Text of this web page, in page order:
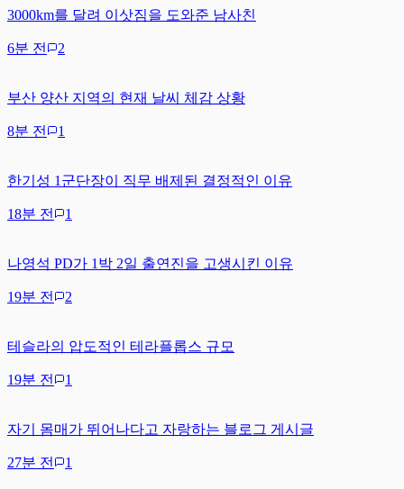
3000km를 달려 이삿짐을 도와준 남사친
6분 전 2
부산 양산 지역의 현재 날씨 체감 상황
8분 전 1
한기성 1군단장이 직무 배제된 결정적인 이유
18분 전 1
나영석 PD가 1박 2일 출연진을 고생시킨 이유
19분 전 2
테슬라의 압도적인 테라플롭스 규모
19분 전 1
자기 몸매가 뛰어나다고 자랑하는 블로그 게시글
27분 전 1